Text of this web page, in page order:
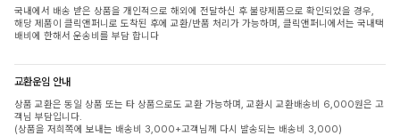
국내에서 배송 받은 상품을 개인적으로 해외에 전달하신 후 불량제품으로 확인되었을 경우,
해당 제품이 클릭앤퍼니로 도착된 후에 교환/반품 처리가 가능하며, 클릭앤퍼니에서는 국내택
배비에 한해서 운송비를 부담 합니다
교환운임 안내
상품 교환은 동일 상품 또는 타 상품으로도 교환 가능하며, 교환시 교환배송비 6,000원은 고
객님 부담입니다.
(상품을 저희쪽에 보내는 배송비 3,000+고객님께 다시 발송되는 배송비 3,000)